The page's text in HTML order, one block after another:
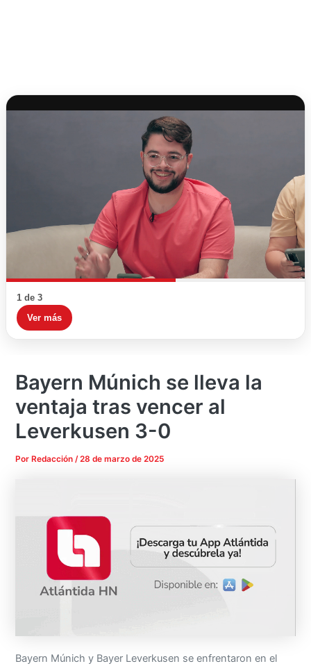
1 de 3
Ver más
Bayern Múnich se lleva la
ventaja tras vencer al
Leverkusen 3-0
Por Redacción/28 de marzo de 2025
Bayern Múnich y Bayer Leverkusen se enfrentaron en el